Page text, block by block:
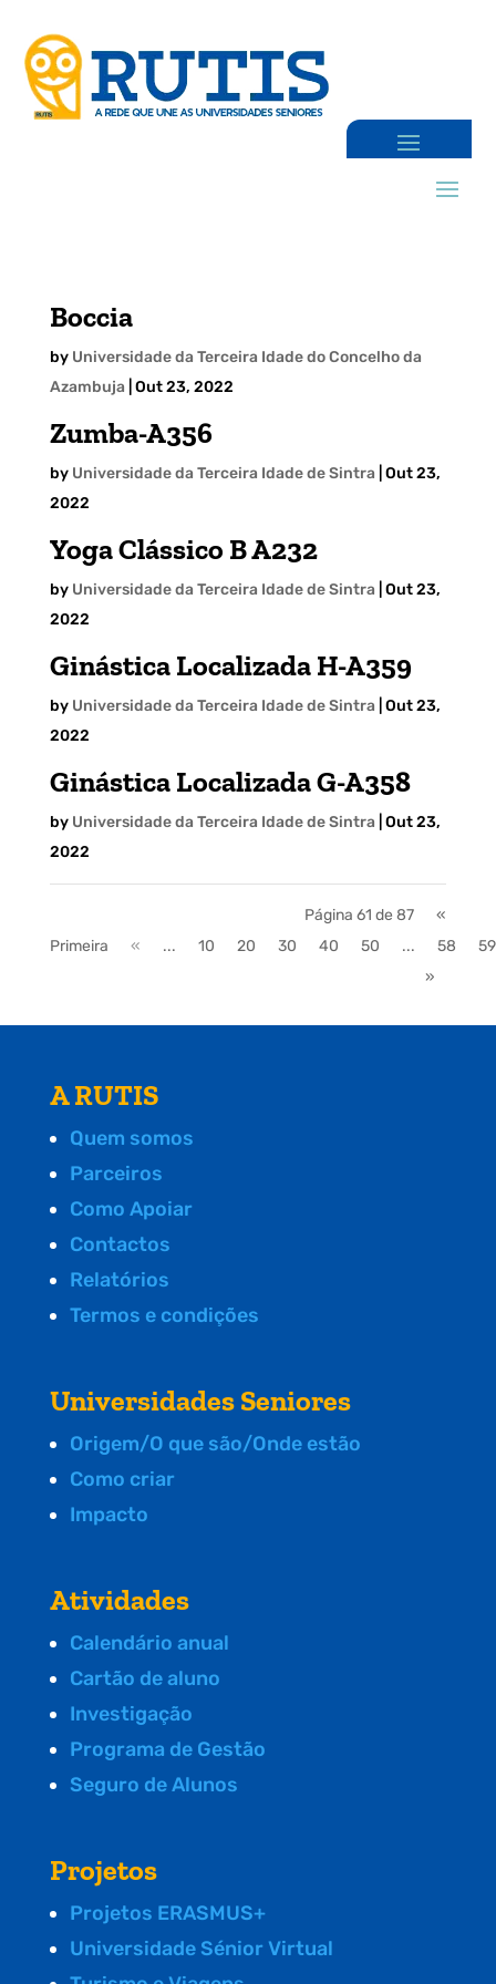
Boccia
by Universidade da Terceira Idade do Concelho da
Azambuja Out 23, 2022
Zumba-A356
by Universidade da Terceira Idade de Sintra Out 23,
2022
Yoga Clássico B A232
by Universidade da Terceira Idade de Sintra Out 23,
2022
Ginástica Localizada H-A359
by Universidade da Terceira Idade de Sintra Out 23,
2022
Ginástica Localizada G-A358
by Universidade da Terceira Idade de Sintra Out 23,
2022
Página 61 de 87
«
Primeira
« ... 10 20 30 40 50 ... 58
59
»
A RUTIS
Quem somos
Parceiros
Como Apoiar
Contactos
Relatórios
Termos e condições
Universidades Seniores
Origem/O que são/Onde estão
Como criar
Impacto
Atividades
Calendário anual
Cartão de aluno
Investigação
Programa de Gestão
Seguro de Alunos
Projetos
Projetos ERASMUS+
Universidade Sénior Virtual